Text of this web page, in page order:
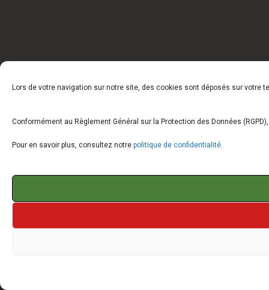
Lors de votre navigation sur notre site, des cookies sont déposés sur votre
Conformément au Règlement Général sur la Protection des Données
Pour en savoir plus, consultez notre politique de confidentialité.